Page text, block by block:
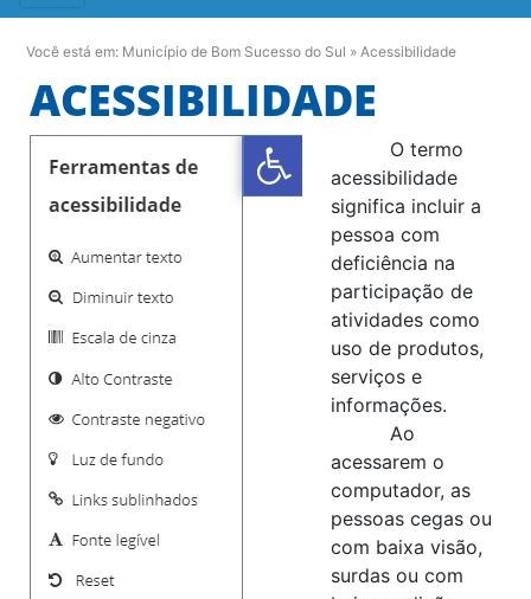
Você está em: Município de Bom Sucesso do Sul » Acessibilidade
ACESSIBILIDADE
O termo
acessibilidade
significa incluir a
pessoa com
deficiência na
participação de
atividades como
uso de produtos,
serviços e
informações.
Ao
acessarem o
computador, as
pessoas cegas ou
com baixa visão,
surdas ou com